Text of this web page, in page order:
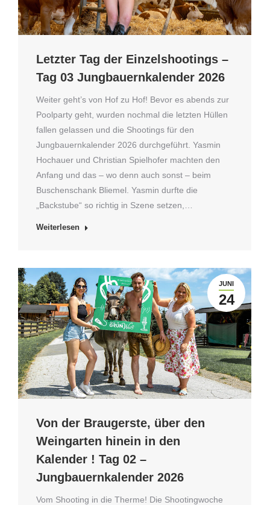
Letzter Tag der Einzelshootings –
Tag 03 Jungbauernkalender 2026
Weiter geht’s von Hof zu Hof! Bevor es abends zur
Poolparty geht, wurden nochmal die letzten Hüllen
fallen gelassen und die Shootings für den
Jungbauernkalender 2026 durchgeführt. Yasmin
Hochauer und Christian Spielhofer machten den
Anfang und das – wo denn auch sonst – beim
Buschenschank Bliemel. Yasmin durfte die
„Backstube“ so richtig in Szene setzen,…
Weiterlesen
JUNI
24
Von der Braugerste, über den
Weingarten hinein in den
Kalender ! Tag 02 –
Jungbauernkalender 2026
Vom Shooting in die Therme! Die Shootingwoche